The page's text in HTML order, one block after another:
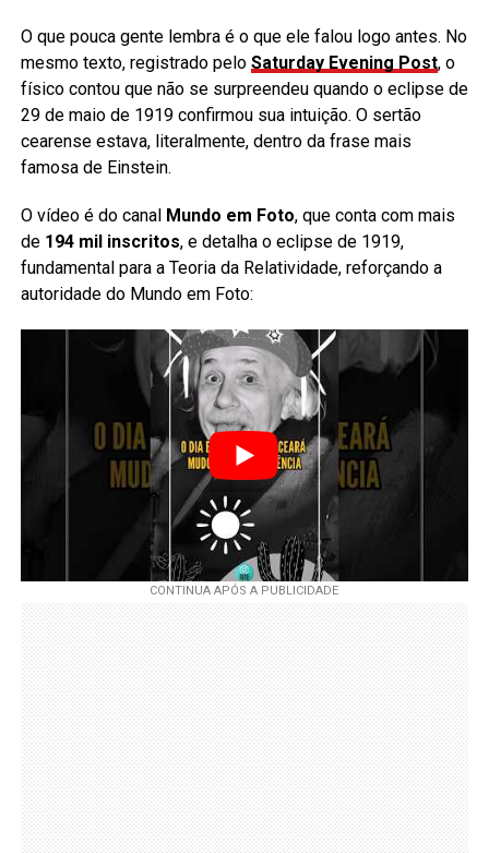
O que pouca gente lembra é o que ele falou logo antes. No
mesmo texto, registrado pelo Saturday Evening Post, o
físico contou que não se surpreendeu quando o eclipse de
29 de maio de 1919 confirmou sua intuição. O sertão
cearense estava, literalmente, dentro da frase mais
famosa de Einstein.
O vídeo é do canal Mundo em Foto, que conta com mais
de 194 mil inscritos, e detalha o eclipse de 1919,
fundamental para a Teoria da Relatividade, reforçando a
autoridade do Mundo em Foto: